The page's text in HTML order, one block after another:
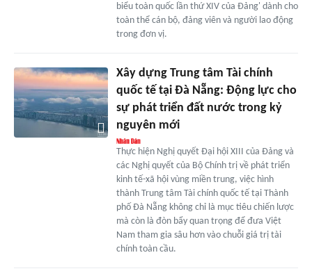
biểu toàn quốc lần thứ XIV của Đảng' dành cho
toàn thể cán bộ, đảng viên và người lao động
trong đơn vị.
Xây dựng Trung tâm Tài chính
quốc tế tại Đà Nẵng: Động lực cho
sự phát triển đất nước trong kỷ
nguyên mới
Thực hiện Nghị quyết Đại hội XIII của Đảng và
các Nghị quyết của Bộ Chính trị về phát triển
kinh tế-xã hội vùng miền trung, việc hình
thành Trung tâm Tài chính quốc tế tại Thành
phố Đà Nẵng không chỉ là mục tiêu chiến lược
mà còn là đòn bẩy quan trọng để đưa Việt
Nam tham gia sâu hơn vào chuỗi giá trị tài
chính toàn cầu.